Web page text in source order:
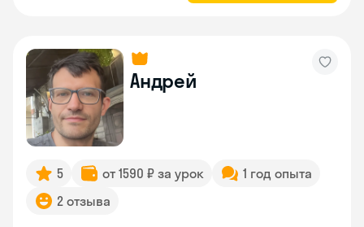
Андрей
5 от 1590 ₽ за урок
1 год опыта
2 отзыва